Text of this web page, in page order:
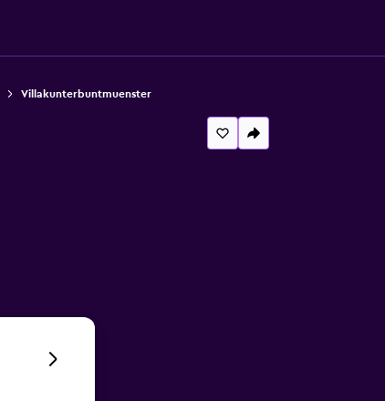
Villakunterbuntmuenster